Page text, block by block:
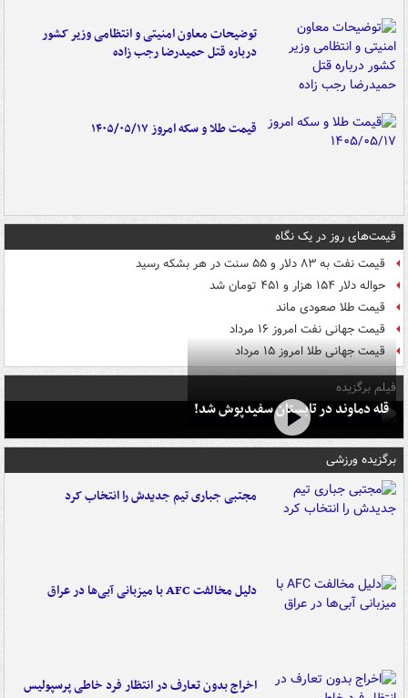
توضیحات معاون امنیتی و انتظامی وزیر کشور
درباره قتل حمیدرضا رجب زاده
قیمت طلا و سکه امروز ۱۴۰۵/۰۵/۱۷
قیمت‌های روز در یک نگاه
قیمت نفت به ۸۳ دلار و ۵۵ سنت در هر بشکه رسید
حواله دلار ۱۵۴ هزار و ۴۵۱ تومان شد
قیمت طلا صعودی ماند
قیمت جهانی نفت امروز ۱۶ مرداد
قیمت جهانی طلا امروز ۱۵ مرداد
فیلم برگزیده
قله دماوند در تابستان سفیدپوش شد!
برگزیده ورزشی
مجتبی جباری تیم جدیدش را انتخاب کرد
دلیل مخالفت AFC با میزبانی آبی‌ها در عراق
اخراج بدون تعارف در انتظار فرد خاطی پرسپولیس